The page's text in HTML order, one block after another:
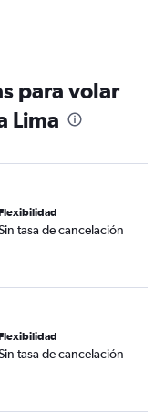
para volar
Lima
tasa de cancelación
tasa de cancelación